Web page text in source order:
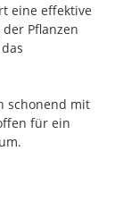
eine effektive
Pflanzen
schonend mit
für ein